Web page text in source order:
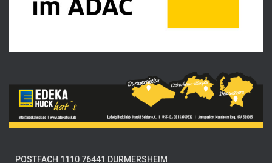
POSTFACH 1110 76441 DURMERSHEIM